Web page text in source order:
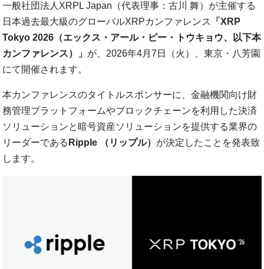
一般社団法人XRPL Japan（代表理事：古川 舞）が主催する
日本過去最大級のグローバルXRPカンファレンス
「XRP
Tokyo 2026（エックス・アール・ピー・トウキョウ、以下本
カンファレンス）」 が、2026年4月7日（火）、東京・八芳園
にて開催されます。
本カンファレンスのタイトルスポンサーに、金融機関向け財
務管理プラットフォームやブロックチェーンを利用した決済
ソリューションと暗号資産ソリューションを提供する業界の
リーダーである Ripple （リップル） が決定したことを発表致
します。